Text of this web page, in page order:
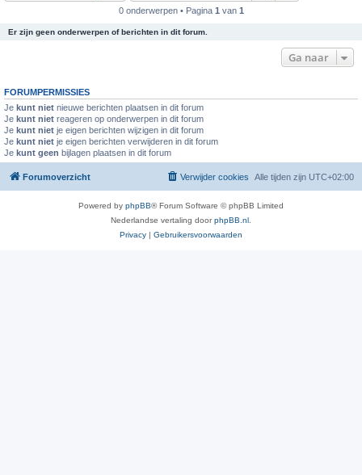
0 onderwerpen • Pagina 1 van 1
Er zijn geen onderwerpen of berichten in dit forum.
Ga naar
FORUMPERMISSIES
Je kunt niet nieuwe berichten plaatsen in dit forum
Je kunt niet reageren op onderwerpen in dit forum
Je kunt niet je eigen berichten wijzigen in dit forum
Je kunt niet je eigen berichten verwijderen in dit forum
Je kunt geen bijlagen plaatsen in dit forum
Forumoverzicht Alle tijden zijn UTC+02:00
Verwijder cookies
Powered by phpBB® Forum Software © phpBB Limited
Nederlandse vertaling doorphpBB.nl
Privacy | Gebruikersvoorwaarden